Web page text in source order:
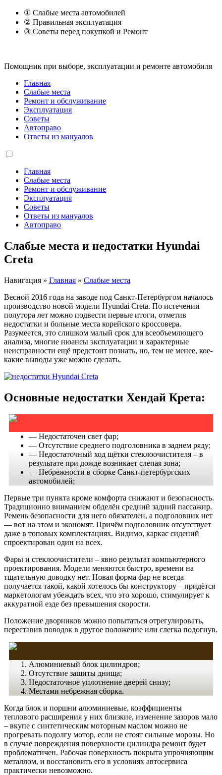
① Слабые места автомобилей
② Правильная эксплуатация
③ Советы перед покупкой и Ремонт
Помощник при выборе, эксплуатации и ремонте автомобиля
Главная
Слабые места
Ремонт и обслуживание
Эксплуатация
Советы
Автоправо
Ответы из мануалов
Главная
Слабые места
Ремонт и обслуживание
Эксплуатация
Советы
Ответы из мануалов
Автоправо
Слабые места и недостатки Hyundai
Creta
Навигация » Главная » Слабые места
Весной 2016 года на заводе под Санкт-Петербургом началось
производство новой модели Hyundai Creta. По истечении
полутора лет можно подвести первые итоги, отметив
недостатки и больные места корейского кроссовера.
Разумеется, это слишком малый срок для всеобъемлющего
анализа, многие нюансы эксплуатации и характерные
неисправности ещё предстоит познать, но, тем не менее, кое-
какие выводы уже можно сделать.
Основные недостатки Хендай Крета:
— Недостаточен свет фар;
— Отсутствие среднего подголовника в заднем ряду;
— Недостаточный ход щётки стеклоочистителя – в
результате при дожде возникает слепая зона;
— Небрежности в сборке Санкт-петербургских
автомобилей;
Первые три пункта кроме комфорта снижают и безопасность.
Традиционно вниманием обделён средний задний пассажир.
Ремень безопасности для него обязателен, а подголовник нет
— вот на этом и экономят. Причём подголовник отсутствует
даже в топовых комплектациях. Видимо, каркас сидений
спроектирован один на всех.
Фары и стеклоочистители – явно результат компьютерного
проектирования. Модели меняются быстро, времени на
тщательную доводку нет. Новая форма фар не всегда
получается такой, какой хотелось бы конструктору – придётся
маркетологам убеждать всех, что это хорошо, стимулирует к
аккуратной езде без превышения скорости.
Положение дворников можно попытаться отрегулировать,
переставив поводок в другое положение или слегка подогнув.
Алюминиевый блок цилиндров;
Отсутствие защиты днища;
Недостаточное уплотнение дверей снизу;
Местами небрежная сборка.
Когда блок и поршни алюминиевые, коэффициенты
теплового расширения у них близкие, изменение зазоров мало
– вкупе с синтетическим моторным маслом можно не
прогревать подолгу мотор, если не стоят сильные морозы. Но
в случае повреждения поверхности цилиндра ремонт будет
проблематичен. Рабочая поверхность покрыта упрочняющим
металлом, и восстановить его в условиях автосервиса
практически невозможно.